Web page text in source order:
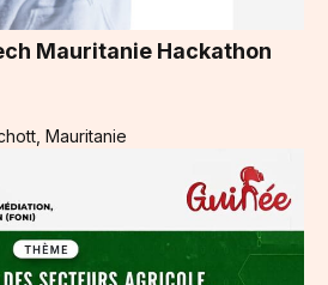
Mauritanie Hackathon
Mauritanie